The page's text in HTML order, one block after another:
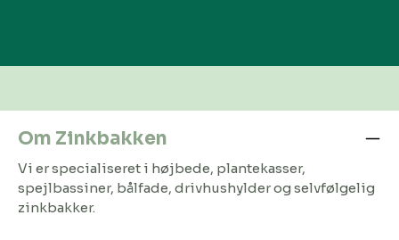
Om Zinkbakken
Vi er specialiseret i højbede, plantekasser,
spejlbassiner, bålfade, drivhushylder og selvfølgelig
zinkbakker.